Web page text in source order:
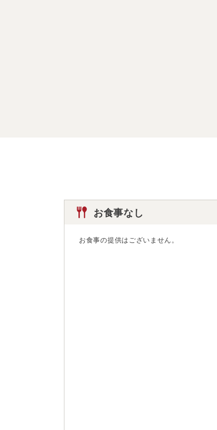
お食事なし
お食事の提供はございません。